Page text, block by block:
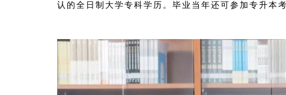
认的全日制大学专科学历。毕业当年还可参加专升本